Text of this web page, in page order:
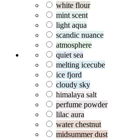
white flour
mint scent
light aqua
scandic nuance
atmosphere
quiet sea
melting icecube
ice fjord
cloudy sky
himalaya salt
perfume powder
lilac aura
water chestnut
midsummer dust